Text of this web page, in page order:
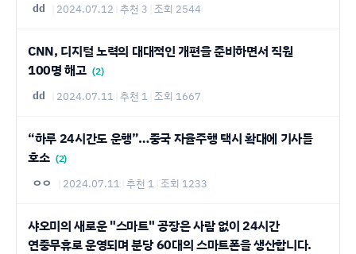
dd 2024.07.12 추천 3 조회 2544
CNN, 디지털 노력의 대대적인 개편을 준비하면서 직원
100명 해고 (2)
dd 2024.07.11 추천 1 조회 1667
“하루 24시간도 운행”…중국 자율주행 택시 확대에 기사들
호소 (2)
ㅇㅇ 2024.07.11 추천 1 조회 1233
샤오미의 새로운 "스마트" 공장은 사람 없이 24시간
연중무휴로 운영되며 분당 60대의 스마트폰을 생산합니다.